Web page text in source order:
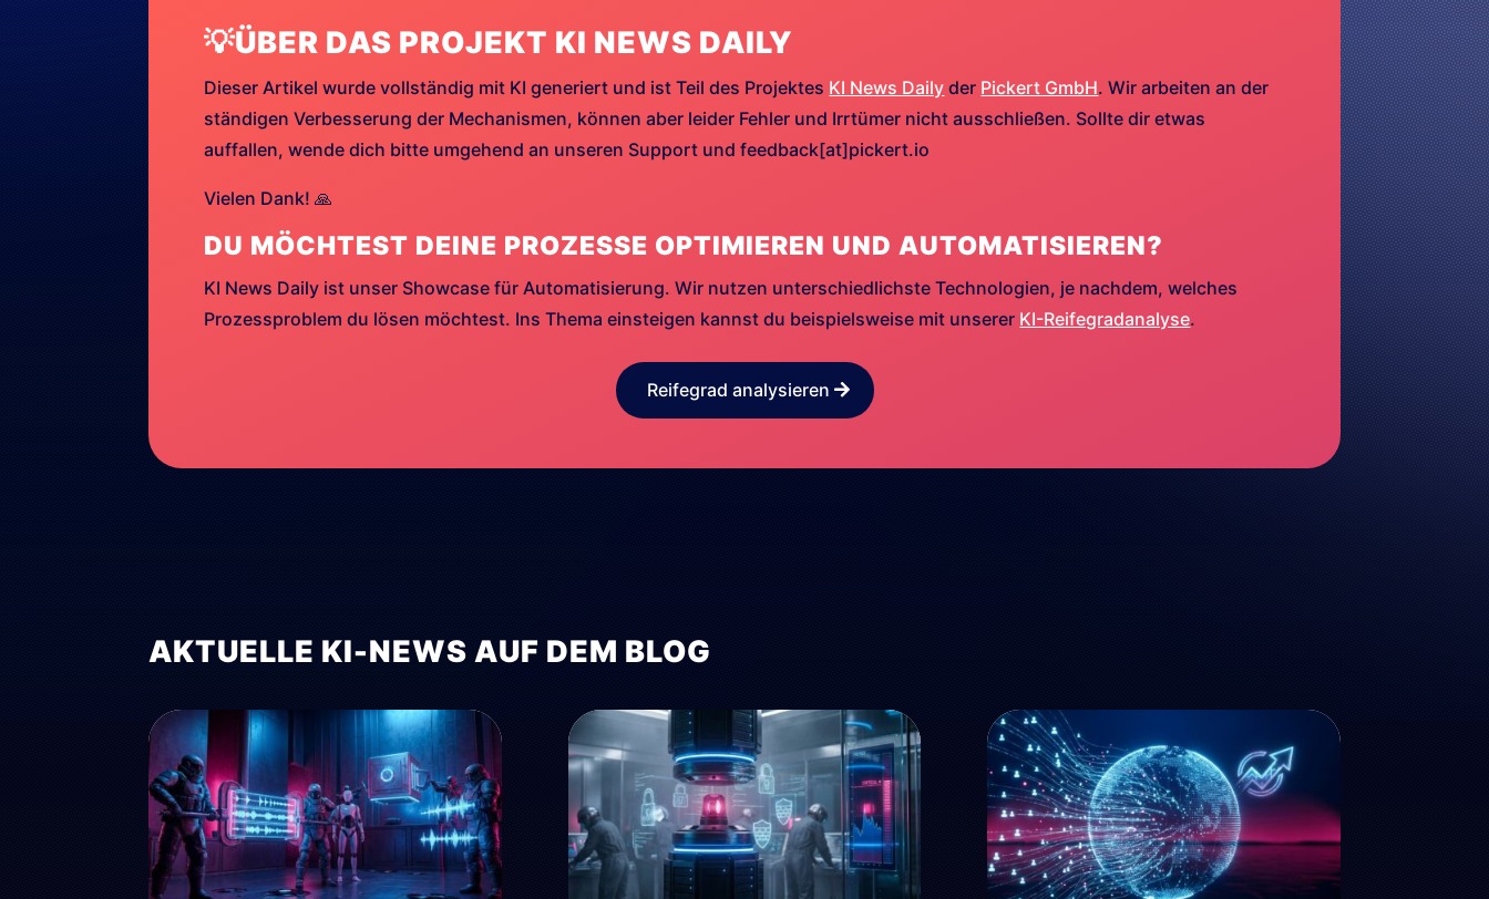
💡ÜBER DAS PROJEKT KI NEWS DAILY
Dieser Artikel wurde vollständig mit KI generiert und ist Teil des Projektes KI News Daily der Pickert GmbH. Wir arbeiten an der
ständigen Verbesserung der Mechanismen, können aber leider Fehler und Irrtümer nicht ausschließen. Sollte dir etwas
auffallen, wende dich bitte umgehend an unseren Support und feedback[at]pickert.io
Vielen Dank! 🙏
DU MÖCHTEST DEINE PROZESSE OPTIMIEREN UND AUTOMATISIEREN?
KI News Daily ist unser Showcase für Automatisierung. Wir nutzen unterschiedlichste Technologien, je nachdem, welches
Prozessproblem du lösen möchtest. Ins Thema einsteigen kannst du beispielsweise mit unserer KI-Reifegradanalyse.
Reifegrad analysieren
AKTUELLE KI-NEWS AUF DEM BLOG